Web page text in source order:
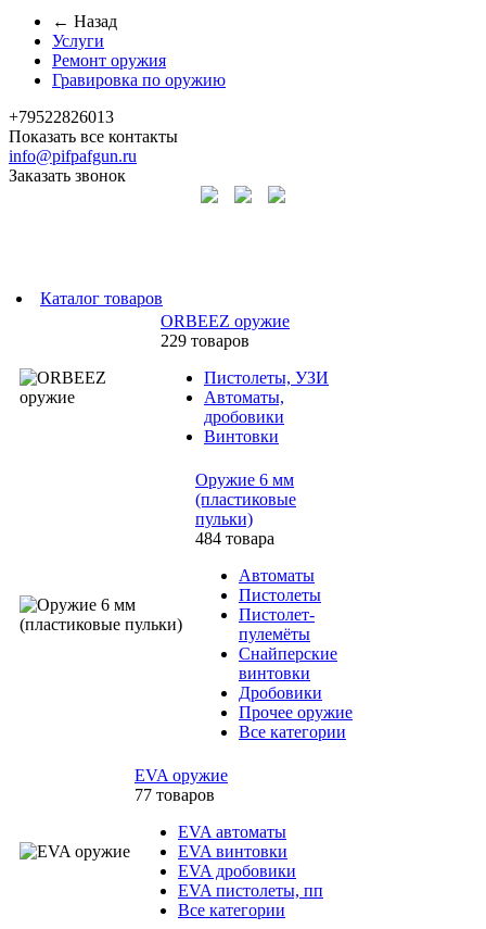
← Назад
Услуги
Ремонт оружия
Гравировка по оружию
+79522826013
Показать все контакты
info@pifpafgun.ru
Заказать звонок
Каталог товаров
ORBEEZ оружие
229 товаров
Пистолеты, УЗИ
Автоматы,
дробовики
Винтовки
Оружие 6 мм
(пластиковые
пульки)
484 товара
Автоматы
Пистолеты
Пистолет-
пулемёты
Снайперские
винтовки
Дробовики
Прочее оружие
Все категории
EVA оружие
77 товаров
EVA автоматы
EVA винтовки
EVA дробовики
EVA пистолеты, пп
Все категории